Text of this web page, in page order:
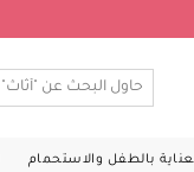
بالطفل والاستحمام